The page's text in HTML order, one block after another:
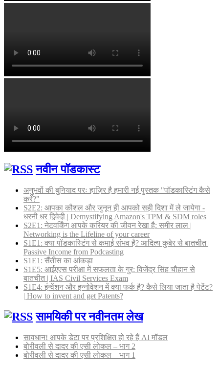
नवीन पॉडकास्ट
अनुभवों की बुनियाद परः हाज़िर है हमारी नई पुस्तक "पॉडकास्टिंग कैसे
करें?"
S2E2: आपका कौशल और जुनून ही आपको सही दिशा में ले जायेगा -
धरनी धर द्विवेदी | Demystifying Amazon's TPM & SDM roles
S2E1: नेटवर्किंग आपके करियर की जीवन रेखा है: समीर लाल |
Networking is the Lifeline of your career
S1E1: क्या पॉडकास्टिंग से कमाई संभव है? आदित्य कुबेर से बातचीत |
Passive Income from Podcasting
S1E1: सैंतीस का आंकड़ा
S1E5: आईएएस परीक्षा में सफलता के गुर: विजेंद्र सिंह चौहान से
बातचीत | IAS Civil Services Exam
S1E4: इंन्वेंशन और इन्नोवेशन में क्या फर्क है? कैसे लिया जाता है पेटेंट?
| How to invent and get Patents?
सामयिकी पर नवीनतम लेख
सावधान! आपके डेटा पर प्रशिक्षित हो रहे हैं AI मॉडल
बोरीवली से दादर की एसी लोकल – भाग 2
बोरीवली से दादर की एसी लोकल – भाग 1